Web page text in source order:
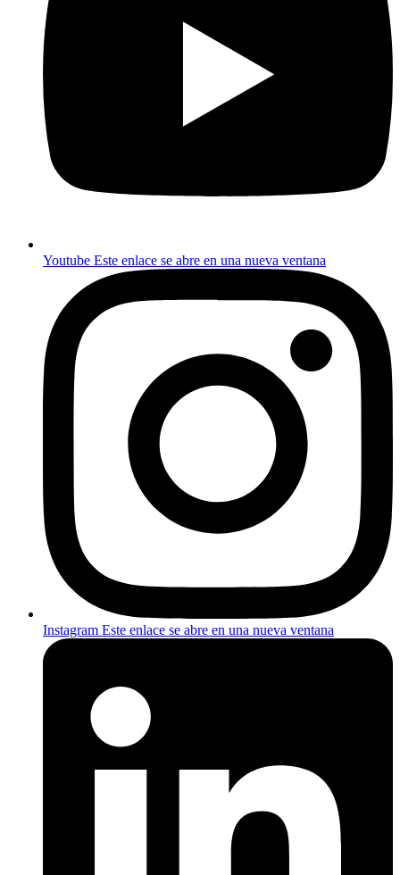
Youtube Este enlace se abre en una nueva ventana
Instagram Este enlace se abre en una nueva ventana